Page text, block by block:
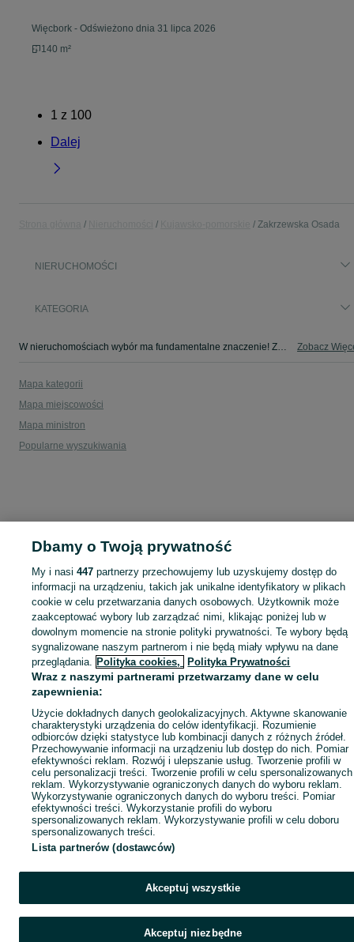
Więcbork - Odświeżono dnia 31 lipca 2026
140 m²
1 z 100
Dalej
Zakrzewska Osada
NIERUCHOMOŚCI
KATEGORIA
W nieruchomościach wybór ma fundamentalne znaczenie! Znajdź wymarzony lokal w kategorii Nieruchomości na OLX - Zakrzewska Osada i okolice! Zobacz
Mapa kategorii
Mapa miejscowości
Mapa ministron
Popularne wyszukiwania
Dbamy o Twoją prywatność
My i nasi447 partnerzy przechowujemy lub uzyskujemy dostęp do
informacji na urządzeniu, takich jak unikalne identyfikatory w plikach
cookie w celu przetwarzania danych osobowych. Użytkownik może
zaakceptować wybory lub zarządzać nimi, klikając poniżej lub w
dowolnym momencie na stronie polityki prywatności. Te wybory będą
sygnalizowane naszym partnerom i nie będą miały wpływu na dane
przeglądania. Polityka cookies, Polityka Prywatności
Wraz z naszymi partnerami przetwarzamy dane w celu
zapewnienia:
Użycie dokładnych danych geolokalizacyjnych. Aktywne skanowanie
charakterystyki urządzenia do celów identyfikacji. Rozumienie
odbiorców dzięki statystyce lub kombinacji danych z różnych źródeł.
Przechowywanie informacji na urządzeniu lub dostęp do nich. Pomiar
efektywności reklam. Rozwój i ulepszanie usług. Tworzenie profili w
celu personalizacji treści. Tworzenie profili w celu spersonalizowanych
reklam. Wykorzystywanie ograniczonych danych do wyboru reklam.
Wykorzystywanie ograniczonych danych do wyboru treści. Pomiar
efektywności treści. Wykorzystanie profili do wyboru
spersonalizowanych reklam. Wykorzystywanie profili w celu doboru
spersonalizowanych treści.
Lista partnerów (dostawców)
Akceptuj wszystkie
Akceptuj niezbędne